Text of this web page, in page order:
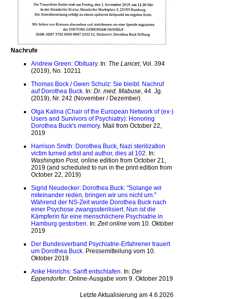
Nachrufe
Andrew Green: Obituary. In: The Lancet, Vol. 394
(2019), No. 10211
Thomas Bock / Gwen Schulz: Sie bleibt. Nachruf
auf Dorothea Buck. In: Dr. med. Mabuse, 44. Jg.
(2019), Nr. 242 (November / Dezember)
Olga Kalina (Chair of the European Network of (ex-)
Users and Survivors of Psychiatry): Honoring
Dorothea Buck's memory. Mail from October 22,
2019
Harrison Smith: Dorothea Buck, Nazi sterilization
victim turned artist and author, dies at 102. In:
Washington Post, online edition from October 21,
2019 (and scheduled to run in the print edition from
October 22, 2019)
Sigrid Neudecker: Dorothea Buck: "Solange wir
miteinander reden, bringen wir uns nicht um."
Während der NS-Zeit wurde Dorothea Buck nach
einer Psychose zwangssterilisiert. Nun ist die
Kämpferin für eine menschlichere Psychiatrie in
Hamburg gestorben. In:Zeit online vom 10. Oktober
2019
Der Bundesverband Psychiatrie-Erfahrener trauert
um Dorothea Buck. Pressemitteilung vom 10.
Oktober 2019
Anke Hinrichs: Sanft entschlafen. In: Der
Eppendorfer. Online-Ausgabe vom 9. Oktober 2019
Letzte Aktualisierung am 4.6.2026